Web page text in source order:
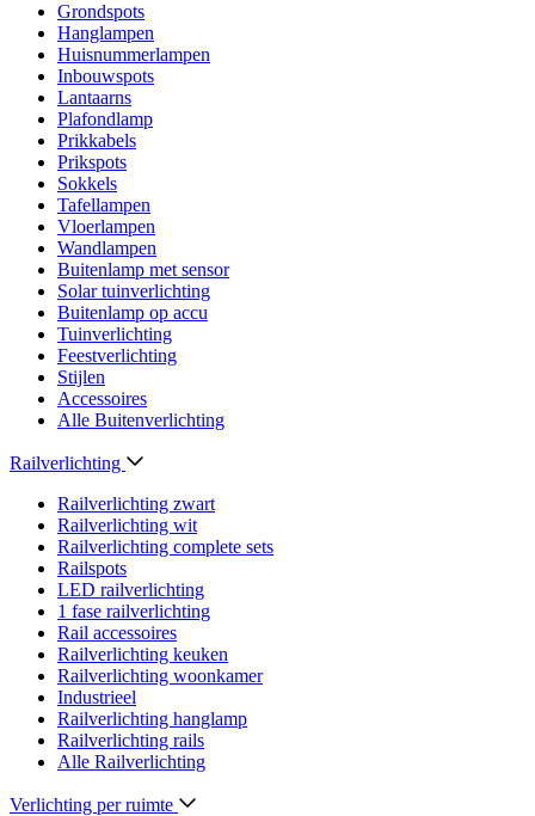
Grondspots
Hanglampen
Huisnummerlampen
Inbouwspots
Lantaarns
Plafondlamp
Prikkabels
Prikspots
Sokkels
Tafellampen
Vloerlampen
Wandlampen
Buitenlamp met sensor
Solar tuinverlichting
Buitenlamp op accu
Tuinverlichting
Feestverlichting
Stijlen
Accessoires
Alle Buitenverlichting
Railverlichting
Railverlichting zwart
Railverlichting wit
Railverlichting complete sets
Railspots
LED railverlichting
1 fase railverlichting
Rail accessoires
Railverlichting keuken
Railverlichting woonkamer
Industrieel
Railverlichting hanglamp
Railverlichting rails
Alle Railverlichting
Verlichting per ruimte